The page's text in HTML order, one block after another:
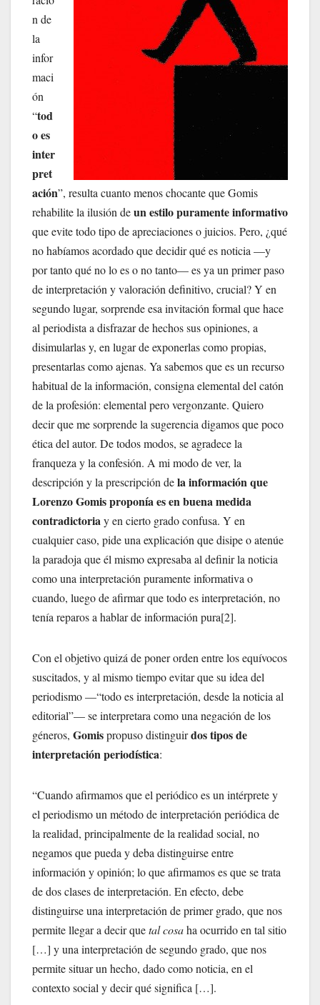
n de
la
infor
maci
ón
“tod
o es
inter
pret
ación”, resulta cuanto menos chocante que Gomis
rehabilite la ilusión deun estilo puramente informativo
que evite todo tipo de apreciaciones o juicios. Pero, ¿qué
no habíamos acordado que decidir qué es noticia —y
por tanto qué no lo es o no tanto— es ya un primer paso
de interpretación y valoración definitivo, crucial? Y en
segundo lugar, sorprende esa invitación formal que hace
al periodista a disfrazar de hechos sus opiniones, a
disimularlas y, en lugar de exponerlas como propias,
presentarlas como ajenas. Ya sabemos que es un recurso
habitual de la información, consigna elemental del catón
de la profesión: elemental pero vergonzante. Quiero
decir que me sorprende la sugerencia digamos que poco
ética del autor. De todos modos, se agradece la
franqueza y la confesión. A mi modo de ver, la
descripción y la prescripción dela información que
Lorenzo Gomis proponía es en buena medida
contradictoriay en cierto grado confusa. Y en
cualquier caso, pide una explicación que disipe o atenúe
la paradoja que él mismo expresaba al definir la noticia
como una interpretación puramente informativa o
cuando, luego de afirmar que todo es interpretación, no
tenía reparos a hablar de información pura[2].
Con el objetivo quizá de poner orden entre los equívocos
suscitados, y al mismo tiempo evitar que su idea del
periodismo —“todo es interpretación, desde la noticia al
editorial”— se interpretara como una negación de los
géneros, Gomispropuso distinguirdos tipos de
interpretación periodística:
“Cuando afirmamos que el periódico es un intérprete y
el periodismo un método de interpretación periódica de
la realidad, principalmente de la realidad social, no
negamos que pueda y deba distinguirse entre
información y opinión; lo que afirmamos es que se trata
de dos clases de interpretación. En efecto, debe
distinguirse una interpretación de primer grado, que nos
permite llegar a decir quetal cosaha ocurrido en tal sitio
[…] y una interpretación de segundo grado, que nos
permite situar un hecho, dado como noticia, en el
contexto social y decir qué significa […].